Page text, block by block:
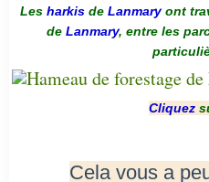
Les harkis de Lanmaryont
de Lanmary, entre les
Cliquez
Cela vous a